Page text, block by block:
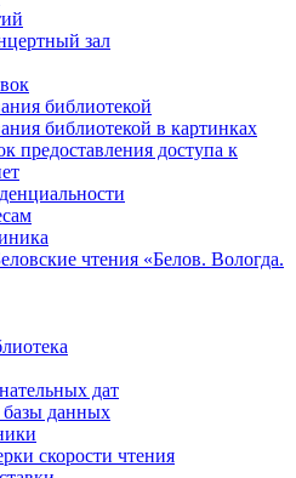
зал
библиотекой
библиотекой в картинках
предоставления доступа к
чтения «Белов. Вологда.
дат
данных
скорости чтения